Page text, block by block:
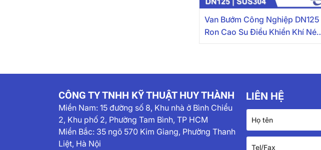
Van Bướm Công Nghiệp DN125
Ron Cao Su Điều Khiển Khí Nén
CÔNG TY TNHH KỸ THUẬT HUY THÀNH
Miền Nam: 15 đường số 8, Khu nhà ở Bình Chiểu
2, Khu phố 2, Phường Tam Bình, TP HCM
Miền Bắc: 35 ngõ 570 Kim Giang, Phường Thanh
Liệt, Hà Nội
LIÊN HỆ